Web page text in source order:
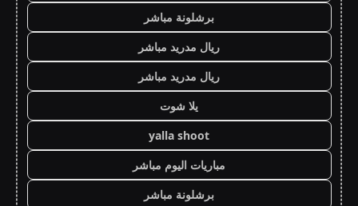
برشلونة مباشر
ريال مدريد مباشر
ريال مدريد مباشر
يلا شوت
yalla shoot
مباريات اليوم مباشر
برشلونة مباشر